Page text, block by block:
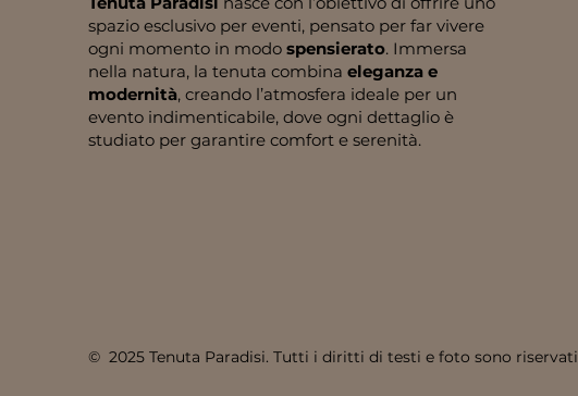
spazio esclusivo per eventi, pensato per far vivere
ogni momento in modo spensierato. Immersa
nella natura, la tenuta combina eleganza e
modernità, creando l’atmosfera ideale per un
evento indimenticabile, dove ogni dettaglio è
studiato per garantire comfort e serenità.
© 2025 Tenuta Paradisi. Tutti i diritti di testi e foto sono riservati